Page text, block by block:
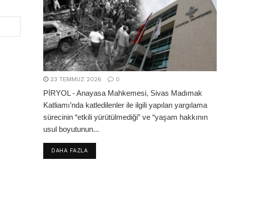
23 TEMMUZ 2026 0
PİRYOL - Anayasa Mahkemesi, Sivas Madımak
Katliamı’nda katledilenler ile ilgili yapılan yargılama
sürecinin “etkili yürütülmediği” ve “yaşam hakkının
usul boyutunun...
DAHA FAZLADETAILS